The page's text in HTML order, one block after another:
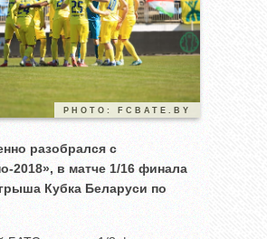
PHOTO: FCBATE.BY
разобрался с
2018», в матче 1/16 финала
Кубка Беларуси по